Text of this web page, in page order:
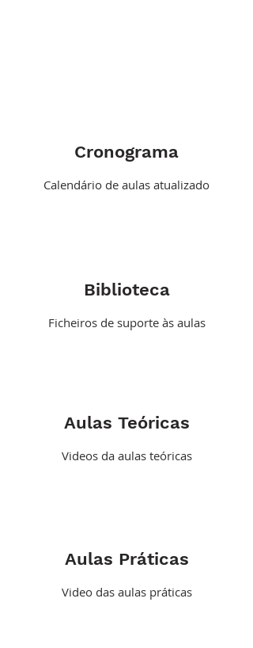
Cronograma
Calendário de aulas atualizado
Biblioteca
Ficheiros de suporte às aulas
Aulas Teóricas
Videos da aulas teóricas
Aulas Práticas
Video das aulas práticas